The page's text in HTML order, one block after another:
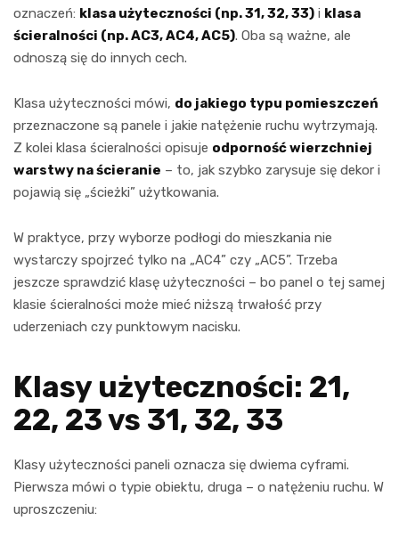
oznaczeń: klasa użyteczności (np. 31, 32, 33) i klasa
ścieralności (np. AC3, AC4, AC5). Oba są ważne, ale
odnoszą się do innych cech.
Klasa użyteczności mówi, do jakiego typu pomieszczeń
przeznaczone są panele i jakie natężenie ruchu wytrzymają.
Z kolei klasa ścieralności opisuje odporność wierzchniej
warstwy na ścieranie – to, jak szybko zarysuje się dekor i
pojawią się „ścieżki” użytkowania.
W praktyce, przy wyborze podłogi do mieszkania nie
wystarczy spojrzeć tylko na „AC4” czy „AC5”. Trzeba
jeszcze sprawdzić klasę użyteczności – bo panel o tej samej
klasie ścieralności może mieć niższą trwałość przy
uderzeniach czy punktowym nacisku.
Klasy użyteczności: 21,
22, 23 vs 31, 32, 33
Klasy użyteczności paneli oznacza się dwiema cyframi.
Pierwsza mówi o typie obiektu, druga – o natężeniu ruchu. W
uproszczeniu: